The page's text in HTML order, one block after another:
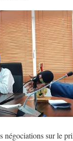
négociations sur le